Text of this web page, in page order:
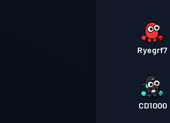
Ryegrf7
CD1000